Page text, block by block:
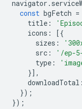
navigator .
const bgFetch =
title :
icons :
[{
sizes :
src : '/ep-
type :
}],
downloadTotal :
});
});